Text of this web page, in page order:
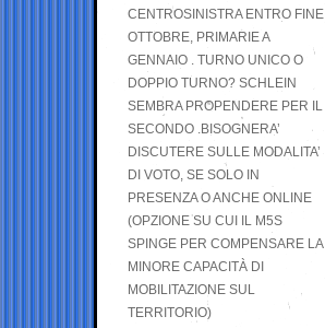
CENTROSINISTRA ENTRO FINE
OTTOBRE, PRIMARIE A
GENNAIO . TURNO UNICO O
DOPPIO TURNO? SCHLEIN
SEMBRA PROPENDERE PER IL
SECONDO .BISOGNERA’
DISCUTERE SULLE MODALITA’
DI VOTO, SE SOLO IN
PRESENZA O ANCHE ONLINE
(OPZIONE SU CUI IL M5S
SPINGE PER COMPENSARE LA
MINORE CAPACITÀ DI
MOBILITAZIONE SUL
TERRITORIO)